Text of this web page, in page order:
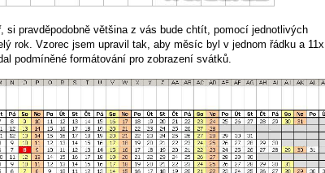
si pravděpodobně většina z vás bude chtít, pomocí jednotlivých
rok. Vzorec jsem upravil tak, aby měsíc byl v jednom řádku a 11x
podmíněné formátování pro zobrazení svátků.